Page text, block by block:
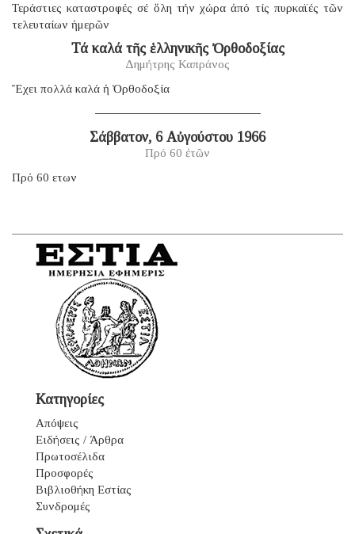
Τεράστιες καταστροφές σέ ὅλη τήν χώρα ἀπό τίς πυρκαϊές τῶν
τελευταίων ἡμερῶν
Τά καλά τῆς ἑλληνικῆς Ὀρθοδοξίας
Δημήτρης Καπράνος
Ἔχει πολλά καλά ἡ Ὀρθοδοξία
Σάββατον, 6 Αὐγούστου 1966
Πρό 60 ἐτῶν
Πρό 60 ετων
Κατηγορίες
Απόψεις
Ειδήσεις / Άρθρα
Πρωτοσέλιδα
Προσφορές
Βιβλιοθήκη Εστίας
Συνδρομές